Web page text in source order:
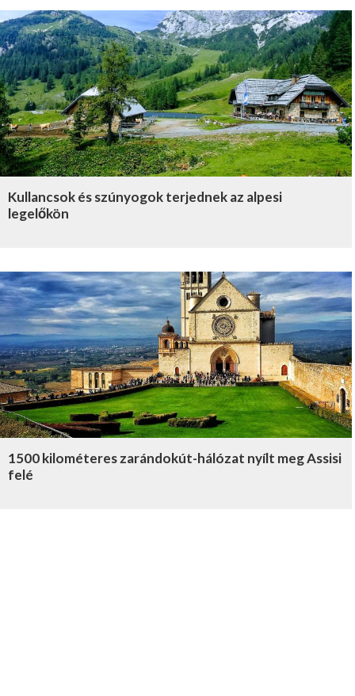
Kullancsok és szúnyogok terjednek az alpesi
legelőkön
1500 kilométeres zarándokút-hálózat nyílt meg Assisi
felé